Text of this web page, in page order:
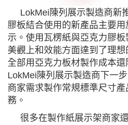
LokMei陳列展示製造商新
膠板結合使用的新產品主要
示。使用瓦楞紙與亞克力膠
美觀上和效能方面達到了理
全部用亞克力板材製作成本還
LokMei陳列展示製造商下一
商家需求製作常規標準尺寸
務。
很多在製作紙展示架商家